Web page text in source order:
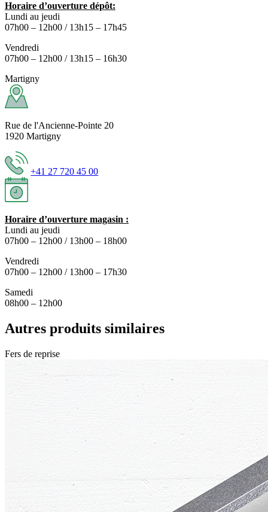
Horaire d’ouverture dépôt:
Lundi au jeudi
07h00 – 12h00 / 13h15 – 17h45
Vendredi
07h00 – 12h00 / 13h15 – 16h30
Martigny
Rue de l'Ancienne-Pointe 20
1920 Martigny
+41 27 720 45 00
Horaire d’ouverture magasin :
Lundi au jeudi
07h00 – 12h00 / 13h00 – 18h00
Vendredi
07h00 – 12h00 / 13h00 – 17h30
Samedi
08h00 – 12h00
Autres produits similaires
Fers de reprise